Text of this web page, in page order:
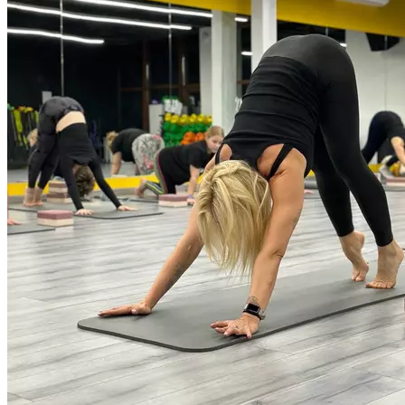
ум и эмоции. Хотя изначально йога — это духовная практика,
в больших городах духовность занимает её малую часть.
Многие техники адаптируются под задачи учеников, и акцент
делается на работу с телом и дыханием. Йога помогает: •
Улучшить концентрацию внимания, развить
стрессоустойчивость и навыки замедления ритма жизни; •
Восстановить эмоциональный фон, успокоить психику; •
«Обновить» организм и урегулировать гормональный фон; •
Улучшить качество сна; • Укрепить физическое здоровье (силу,
гибкость, баланс). Бешеный ритм жизни, многозадачность,
избыток информации — всё это способствует
саморазрушению, стрессам, напряжению, блокам и зажимам
в теле. Мы мало двигаемся, плохо спим, едим на ходу,
не умеем расслабляться. Йога — это инструмент
для самостоятельного восстановления себя на всех уровнях,
для саморегуляции и самодисциплины. Продолжительность
90 минут.